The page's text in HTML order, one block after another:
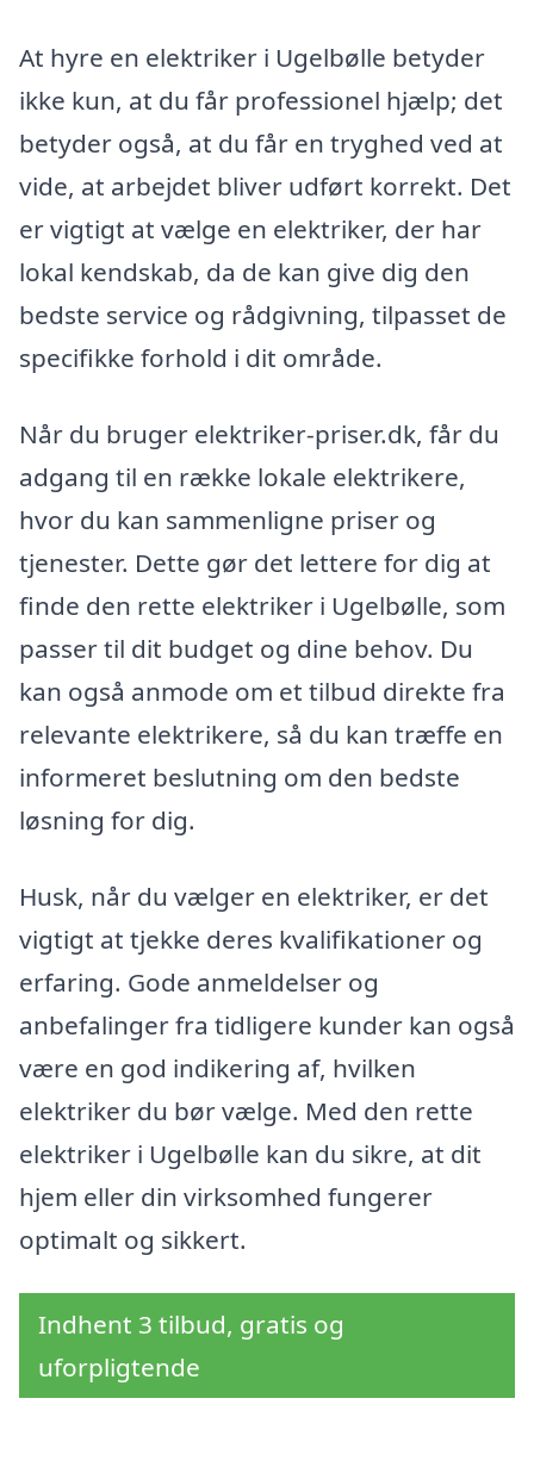
At hyre en elektriker i Ugelbølle betyder
ikke kun, at du får professionel hjælp; det
betyder også, at du får en tryghed ved at
vide, at arbejdet bliver udført korrekt. Det
er vigtigt at vælge en elektriker, der har
lokal kendskab, da de kan give dig den
bedste service og rådgivning, tilpasset de
specifikke forhold i dit område.
Når du bruger elektriker-priser.dk, får du
adgang til en række lokale elektrikere,
hvor du kan sammenligne priser og
tjenester. Dette gør det lettere for dig at
finde den rette elektriker i Ugelbølle, som
passer til dit budget og dine behov. Du
kan også anmode om et tilbud direkte fra
relevante elektrikere, så du kan træffe en
informeret beslutning om den bedste
løsning for dig.
Husk, når du vælger en elektriker, er det
vigtigt at tjekke deres kvalifikationer og
erfaring. Gode anmeldelser og
anbefalinger fra tidligere kunder kan også
være en god indikering af, hvilken
elektriker du bør vælge. Med den rette
elektriker i Ugelbølle kan du sikre, at dit
hjem eller din virksomhed fungerer
optimalt og sikkert.
Indhent 3 tilbud, gratis og
uforpligtende